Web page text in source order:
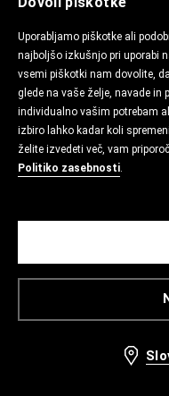
Uporabljamo piškotke ali
najboljšo izkušnjo pri uporabi
vsemi piškotki nam dovolite,
glede na vaše želje, navade in
individualno vašim potrebam
izbiro lahko kadar koli
želite izvedeti več, vam
Politiko zasebnosti.